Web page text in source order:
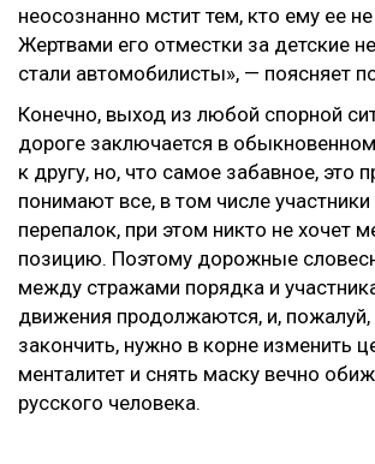
неосознанно мстит тем, кто ему ее
Жертвами его отместки за детские
стали автомобилисты», — поясняет
Конечно, выход из любой спорной
дороге заключается в
к другу, но, что самое забавное, это
понимают все, в том числе
перепалок, при этом никто не хочет
позицию. Поэтому дорожные
между стражами порядка и
движения продолжаются, и,
закончить, нужно в корне изменить
менталитет и снять маску вечно
русского человека.